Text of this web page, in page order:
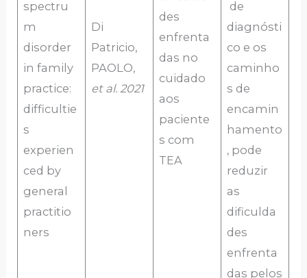
spectru
m
disorder
in family
practice:
difficultie
s
experien
ced by
general
practitio
ners
Di
Patricio,
PAOLO,
et al. 2021
des
enfrenta
das no
cuidado
aos
paciente
s com
TEA
de
diagnósti
co e os
caminho
s de
encamin
hamento
, pode
reduzir
as
dificulda
des
enfrenta
das pelos